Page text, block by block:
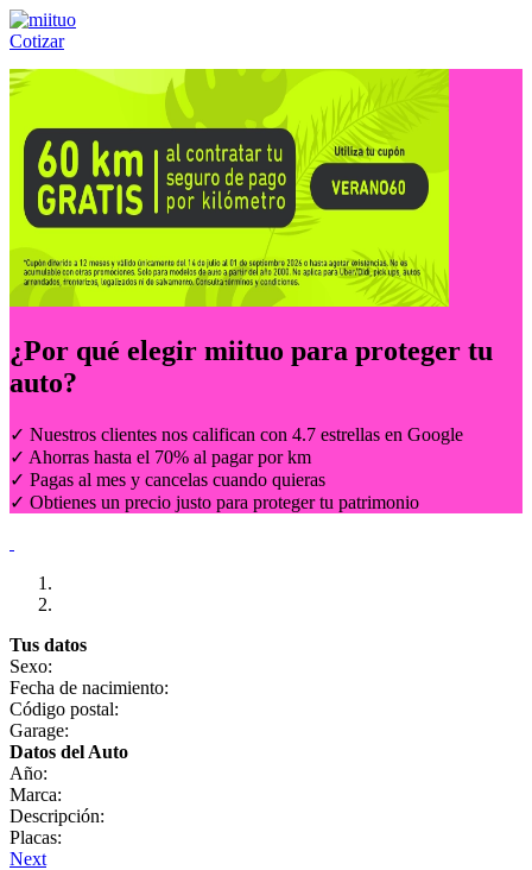
Cotizar
Llámanos al:(55) 84-21-05-00 ó
¿Por qué elegir miituo para proteger tu
auto?
✓ Nuestros clientes nos califican con 4.7 estrellas en Google
✓ Ahorras hasta el 70% al pagar por km
✓ Pagas al mes y cancelas cuando quieras
✓ Obtienes un precio justo para proteger tu patrimonio
Tus datos
Sexo:
Fecha de nacimiento:
Código postal:
Garage:
Datos del Auto
Año:
Marca:
Descripción:
Placas:
Next